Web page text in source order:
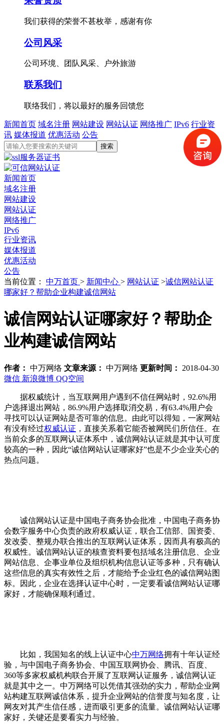
我们获得的荣誉不甚枚举，感谢有你
公司风采
公司环境、团队风采、户外旅游
联系我们
联络我们，将以最好的服务回馈您
新闻首页 域名注册 网站建设 网站认证 网络推广 IPv6 行业资
讯 媒体报道 优惠活动 公告
新闻首页
域名注册
网站建设
网站认证
网络推广
IPv6
行业资讯
媒体报道
优惠活动
公告
当前位置： 中万首页 > 新闻中心 > 网站认证 >诚信网站认证
哪家好？帮助企业构建诚信网站
诚信网站认证哪家好？帮助企
业构建诚信网站
作者： 中万网络 文章来源： 中万网络 更新时间： 2018-04-30
微信 新浪微博 QQ空间
据权威统计，当互联网用户遇到不信任网站时， 92.6%用
户选择退出网站， 86.9%用户选择取消交易，有63.4%用户会
寻找可以认证网站是否可靠的信息。由此可以得知，一家网站
有没有经过权威认证 ，直接关系着它能否被网民们所信任。在
当前众多的互联网认证体系中，诚信网站认证就是其中认可度
较高的一种，因此“诚信网站认证哪家好”也是不少企业关心的
热点问题。
诚信网站认证是中国电子商务协会批准，中国电子商务协
会数字服务中心负责的政府权威认证，联合工信部、国资委、
发改委、整规办联合推出的互联网认证体系，因而具有极高的
权威性。诚信网站认证的核查资料要包括域名注册信息、企业
网站信息、企事业单位及组织机构信息认证等多种，只有确认
这些信息的真实有效性之后，才能给予企业红色的诚信网站图
标。因此，企业在选择认证中心时，一定要看诚信网站认证哪
家好，才能确保顺利通过。
比如，我国知名的线上认证中心中万网络拥有十年认证经
验，与中国电子商务协会、中国互联网协会、腾讯、百度、
360等多家权威机构联合开展了互联网认证服务，诚信网认证
就是其中之一。中万网络可以凭借其强劲的实力，帮助企业网
站构建互联网诚信体系，提升企业网站的信誉度与知名度，让
网友对其产生信任感，进而吸引更多的流量。诚信网站认证哪
家好，关键还是要看实力与经验。